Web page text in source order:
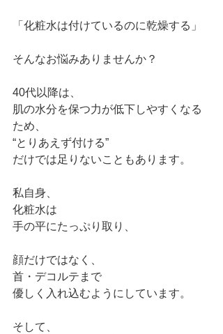
「化粧水は付けているのに乾燥する」
そんなお悩みありませんか？
40代以降は、
肌の水分を保つ力が低下しやすくなる
ため、
“とりあえず付ける”
だけでは足りないこともあります。
私自身、
化粧水は
手の平にたっぷり取り、
顔だけではなく、
首・デコルテまで
優しく入れ込むようにしています。
そして、